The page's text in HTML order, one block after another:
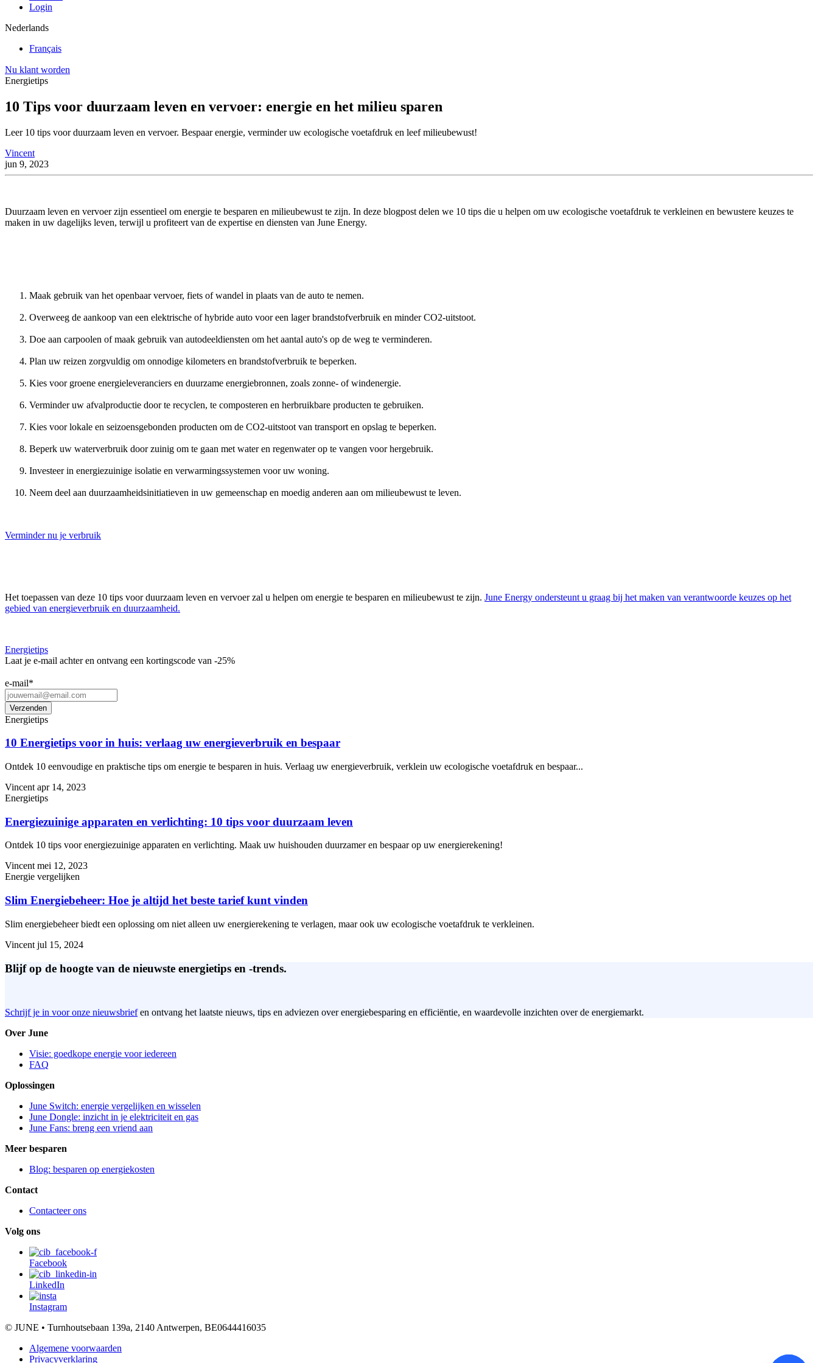
Login
Nederlands
Français
Nu klant worden
Energietips
10 Tips voor duurzaam leven en vervoer: energie en het milieu sparen
Leer 10 tips voor duurzaam leven en vervoer. Bespaar energie, verminder uw ecologische voetafdruk en leef milieubewust!
Vincent
jun 9, 2023
Duurzaam leven en vervoer zijn essentieel om energie te besparen en milieubewust te zijn. In deze blogpost delen we 10 tips die u helpen om uw ecologische voetafdruk te verkleinen en bewustere keuzes te
maken in uw dagelijks leven, terwijl u profiteert van de expertise en diensten van June Energy.
Maak gebruik van het openbaar vervoer, fiets of wandel in plaats van de auto te nemen.
Overweeg de aankoop van een elektrische of hybride auto voor een lager brandstofverbruik en minder CO2-uitstoot.
Doe aan carpoolen of maak gebruik van autodeeldiensten om het aantal auto's op de weg te verminderen.
Plan uw reizen zorgvuldig om onnodige kilometers en brandstofverbruik te beperken.
Kies voor groene energieleveranciers en duurzame energiebronnen, zoals zonne- of windenergie.
Verminder uw afvalproductie door te recyclen, te composteren en herbruikbare producten te gebruiken.
Kies voor lokale en seizoensgebonden producten om de CO2-uitstoot van transport en opslag te beperken.
Beperk uw waterverbruik door zuinig om te gaan met water en regenwater op te vangen voor hergebruik.
Investeer in energiezuinige isolatie en verwarmingssystemen voor uw woning.
Neem deel aan duurzaamheidsinitiatieven in uw gemeenschap en moedig anderen aan om milieubewust te leven.
Verminder nu je verbruik
Het toepassen van deze 10 tips voor duurzaam leven en vervoer zal u helpen om energie te besparen en milieubewust te zijn. June Energy ondersteunt u graag bij het maken van verantwoorde keuzes op het
gebied van energieverbruik en duurzaamheid.
Energietips
Laat je e-mail achter en ontvang een kortingscode van -25%
e-mail*
Energietips
10 Energietips voor in huis: verlaag uw energieverbruik en bespaar
Ontdek 10 eenvoudige en praktische tips om energie te besparen in huis. Verlaag uw energieverbruik, verklein uw ecologische voetafdruk en bespaar...
Vincent apr 14, 2023
Energietips
Energiezuinige apparaten en verlichting: 10 tips voor duurzaam leven
Ontdek 10 tips voor energiezuinige apparaten en verlichting. Maak uw huishouden duurzamer en bespaar op uw energierekening!
Vincent mei 12, 2023
Energie vergelijken
Slim Energiebeheer: Hoe je altijd het beste tarief kunt vinden
Slim energiebeheer biedt een oplossing om niet alleen uw energierekening te verlagen, maar ook uw ecologische voetafdruk te verkleinen.
Vincent jul 15, 2024
Blijf op de hoogte van de nieuwste energietips en -trends.
Schrijf je in voor onze nieuwsbriefen ontvang het laatste nieuws, tips en adviezen over energiebesparing en efficiëntie, en waardevolle inzichten over de energiemarkt.
Over June
Visie: goedkope energie voor iedereen
FAQ
Oplossingen
June Switch: energie vergelijken en wisselen
June Dongle: inzicht in je elektriciteit en gas
June Fans: breng een vriend aan
Meer besparen
Blog: besparen op energiekosten
Contact
Contacteer ons
Volg ons
Facebook
LinkedIn
Instagram
© JUNE • Turnhoutsebaan 139a, 2140 Antwerpen, BE0644416035
Algemene voorwaarden
Privacyverklaring